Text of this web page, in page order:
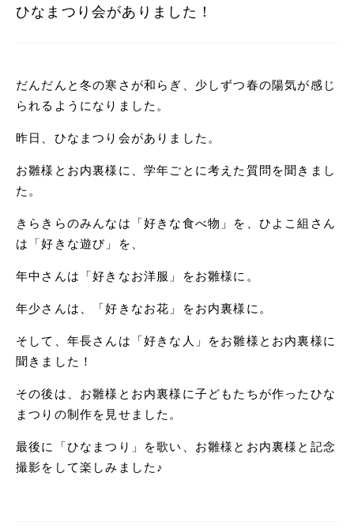
ひなまつり会がありました！
だんだんと冬の寒さが和らぎ、少しずつ春の陽気が感じ
られるようになりました。
昨日、ひなまつり会がありました。
お雛様とお内裏様に、学年ごとに考えた質問を聞きまし
た。
きらきらのみんなは「好きな食べ物」を、ひよこ組さん
は「好きな遊び」を、
年中さんは「好きなお洋服」をお雛様に。
年少さんは、「好きなお花」をお内裏様に。
そして、年長さんは「好きな人」をお雛様とお内裏様に
聞きました！
その後は、お雛様とお内裏様に子どもたちが作ったひな
まつりの制作を見せました。
最後に「ひなまつり」を歌い、お雛様とお内裏様と記念
撮影をして楽しみました♪